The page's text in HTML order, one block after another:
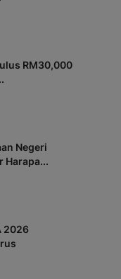
RM30,000
Negeri
Harapa...
2026